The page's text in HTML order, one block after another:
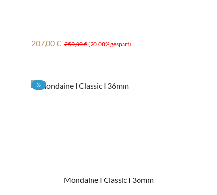
Verkaufspreis:
207,00 € Regulärer Preis:
259,00 €(20.08% gespart)
RABATT
%
Mondaine I Classic I 36mm